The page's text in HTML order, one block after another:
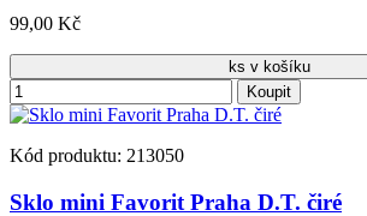
99,00 Kč
ks v košíku
Koupit
Kód produktu: 213050
Sklo mini Favorit Praha D.T. čiré